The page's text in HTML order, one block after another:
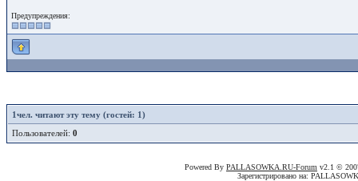
Предупреждения:
1чел. читают эту тему (гостей: 1)
Пользователей: 0
Powered By PALLASOWKA.RU-Forum v2.1 ©
Зарегистрировано на: